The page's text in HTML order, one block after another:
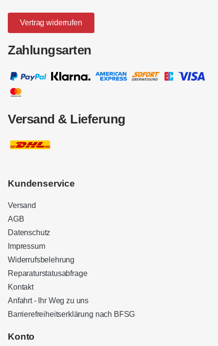
Vertrag widerrufen
Zahlungsarten
Versand & Lieferung
Kundenservice
Versand
AGB
Datenschutz
Impressum
Widerrufsbelehrung
Reparaturstatusabfrage
Kontakt
Anfahrt - Ihr Weg zu uns
Barrierefreiheitserklärung nach BFSG
Konto
Kundenbewertungen und Erfahrungen zu